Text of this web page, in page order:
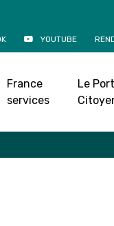
YOUTUBE
France
services
Le
Accueil»